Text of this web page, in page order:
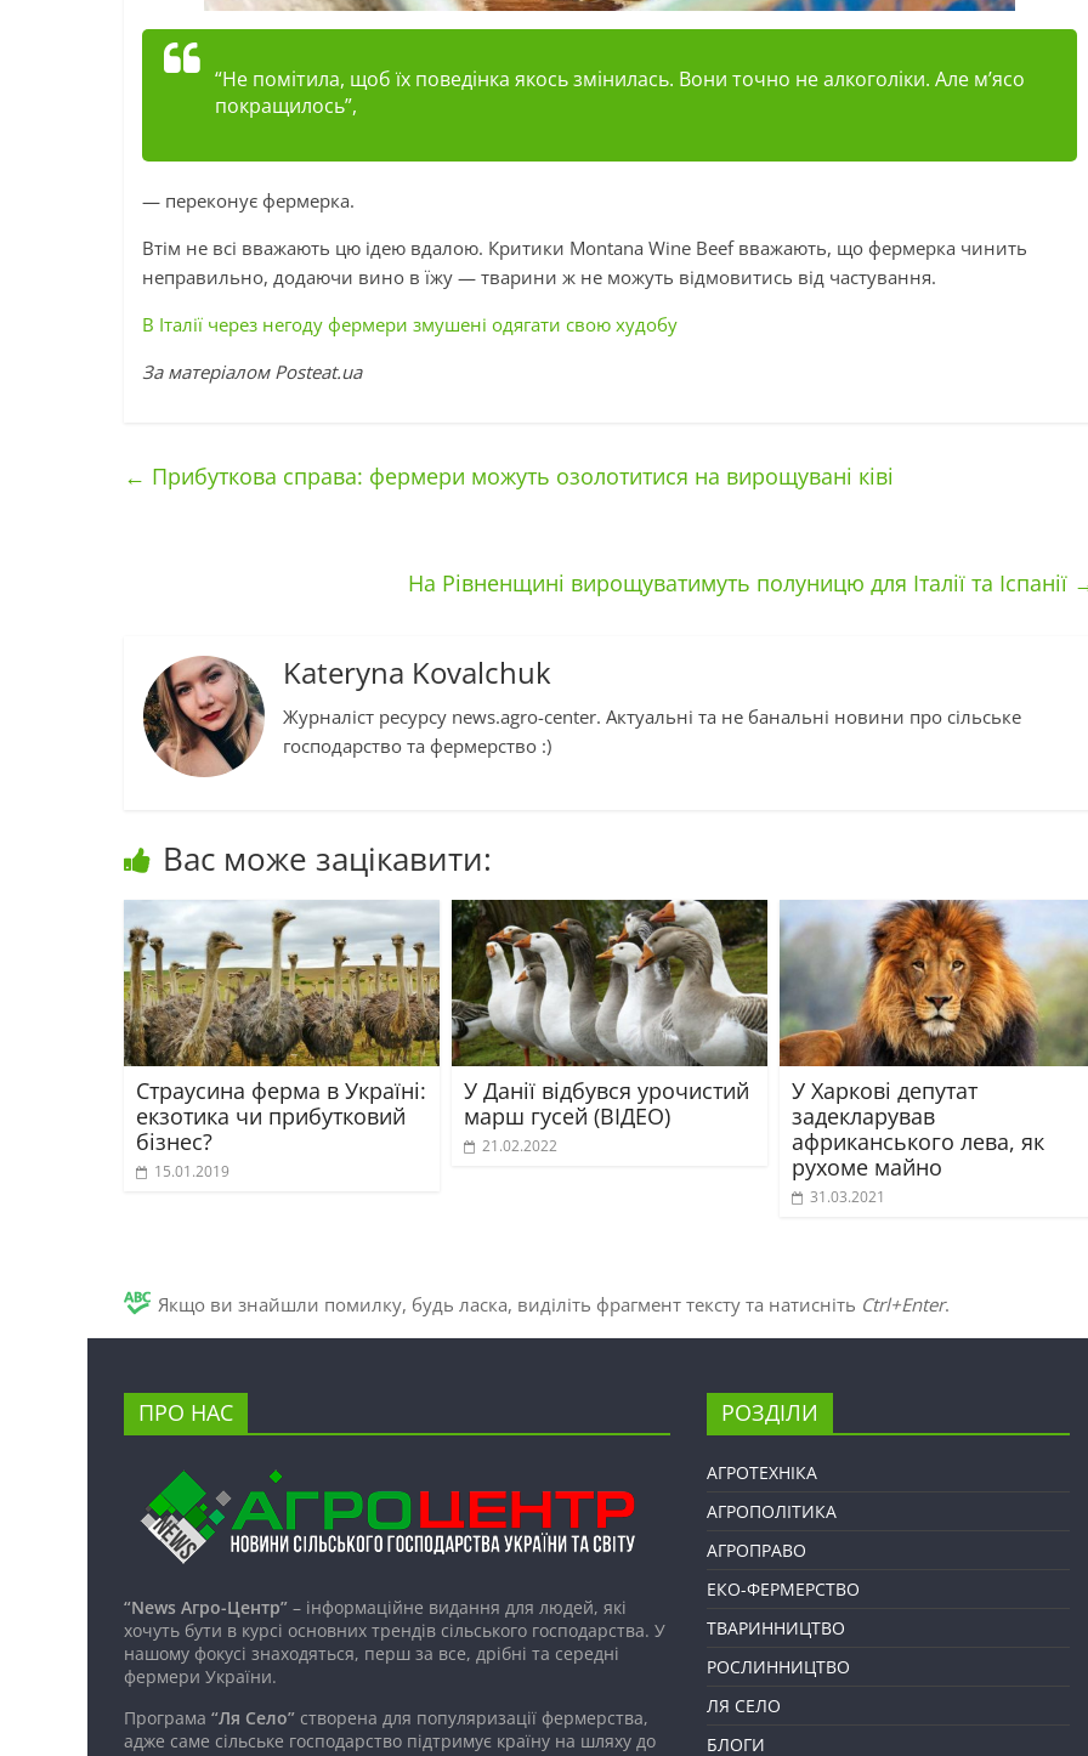
“Не помітила, щоб їх поведінка якось змінилась. Вони точно не алкоголіки. Але м’ясо
покращилось”,
— переконує фермерка.
Втім не всі вважають цю ідею вдалою. Критики Montana Wine Beef вважають, що фермерка чинить
неправильно, додаючи вино в їжу — тварини ж не можуть відмовитись від частування.
В Італії через негоду фермери змушені одягати свою худобу
За матеріалом Рosteat.ua
← Прибуткова справа: фермери можуть озолотитися на вирощувані ківі
На Рівненщині вирощуватимуть полуницю для Італії та Іспанії
Kateryna Kovalchuk
Журналіст ресурсу news.agro-center. Актуальні та не банальні новини про сільське
господарство та фермерство :)
Вас може зацікавити:
Страусина ферма в Україні:
екзотика чи прибутковий
бізнес?
15.01.2019
У Данії відбувся урочистий
марш гусей (ВІДЕО)
21.02.2022
У Харкові депутат
задекларував
африканського лева, як
рухоме майно
31.03.2021
Якщо ви знайшли помилку, будь ласка, виділіть фрагмент тексту та натисніть Ctrl+Enter.
ПРО НАС
“News Агро-Центр” – інформаційне видання для людей, які
хочуть бути в курсі основних трендів сільського господарства. У
нашому фокусі знаходяться, перш за все, дрібні та середні
фермери України.
Програма “Ля Село” створена для популяризації фермерства,
адже саме сільське господарство підтримує країну на шляху до
РОЗДІЛИ
АГРОТЕХНІКА
АГРОПОЛІТИКА
АГРОПРАВО
ЕКО-ФЕРМЕРСТВО
ТВАРИННИЦТВО
РОСЛИННИЦТВО
ЛЯ СЕЛО
БЛОГИ